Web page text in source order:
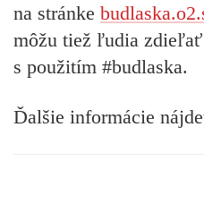
na stránke
môžu tiež ľudia
s použitím #budlaska.
Ďalšie informácie